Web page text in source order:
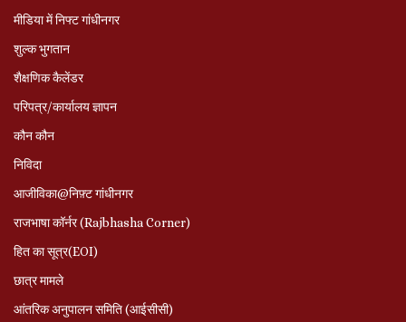
मीडिया में निफ्ट गांधीनगर
शुल्क भुगतान
शैक्षणिक कैलेंडर
परिपत्र/कार्यालय ज्ञापन
कौन कौन
निविदा
आजीविका@निफ़्ट गांधीनगर
राजभाषा कॉर्नर (Rajbhasha Corner)
हित का सूत्र(EOI)
छात्र मामले
आंतरिक अनुपालन समिति (आईसीसी)